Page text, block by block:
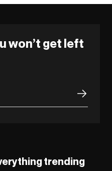
won’t get left
trending